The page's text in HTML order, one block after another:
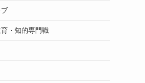
・知的専門職